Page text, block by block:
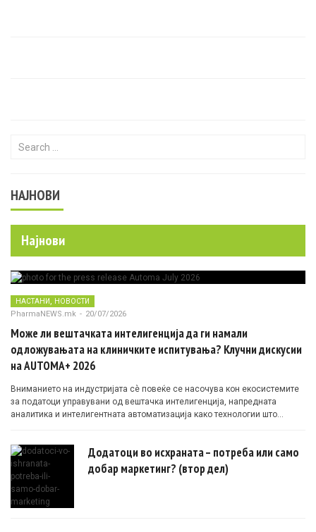
Search for:
НАЈНОВИ
Најнови
НАСТАНИ, НОВОСТИ
PharmaNEWS.mk - 20/07/2026
Може ли вештачката интелигенција да ги намали
одложувањата на клиничките испитувања? Клучни дискусии
на AUTOMA+ 2026
Вниманието на индустријата сè повеќе се насочува кон екосистемите
за податоци управувани од вештачка интелигенција, напредната
аналитика и интелигентната автоматизација како технологии што
Додатоци во исхраната – потреба или само
добар маркетинг? (втор дел)